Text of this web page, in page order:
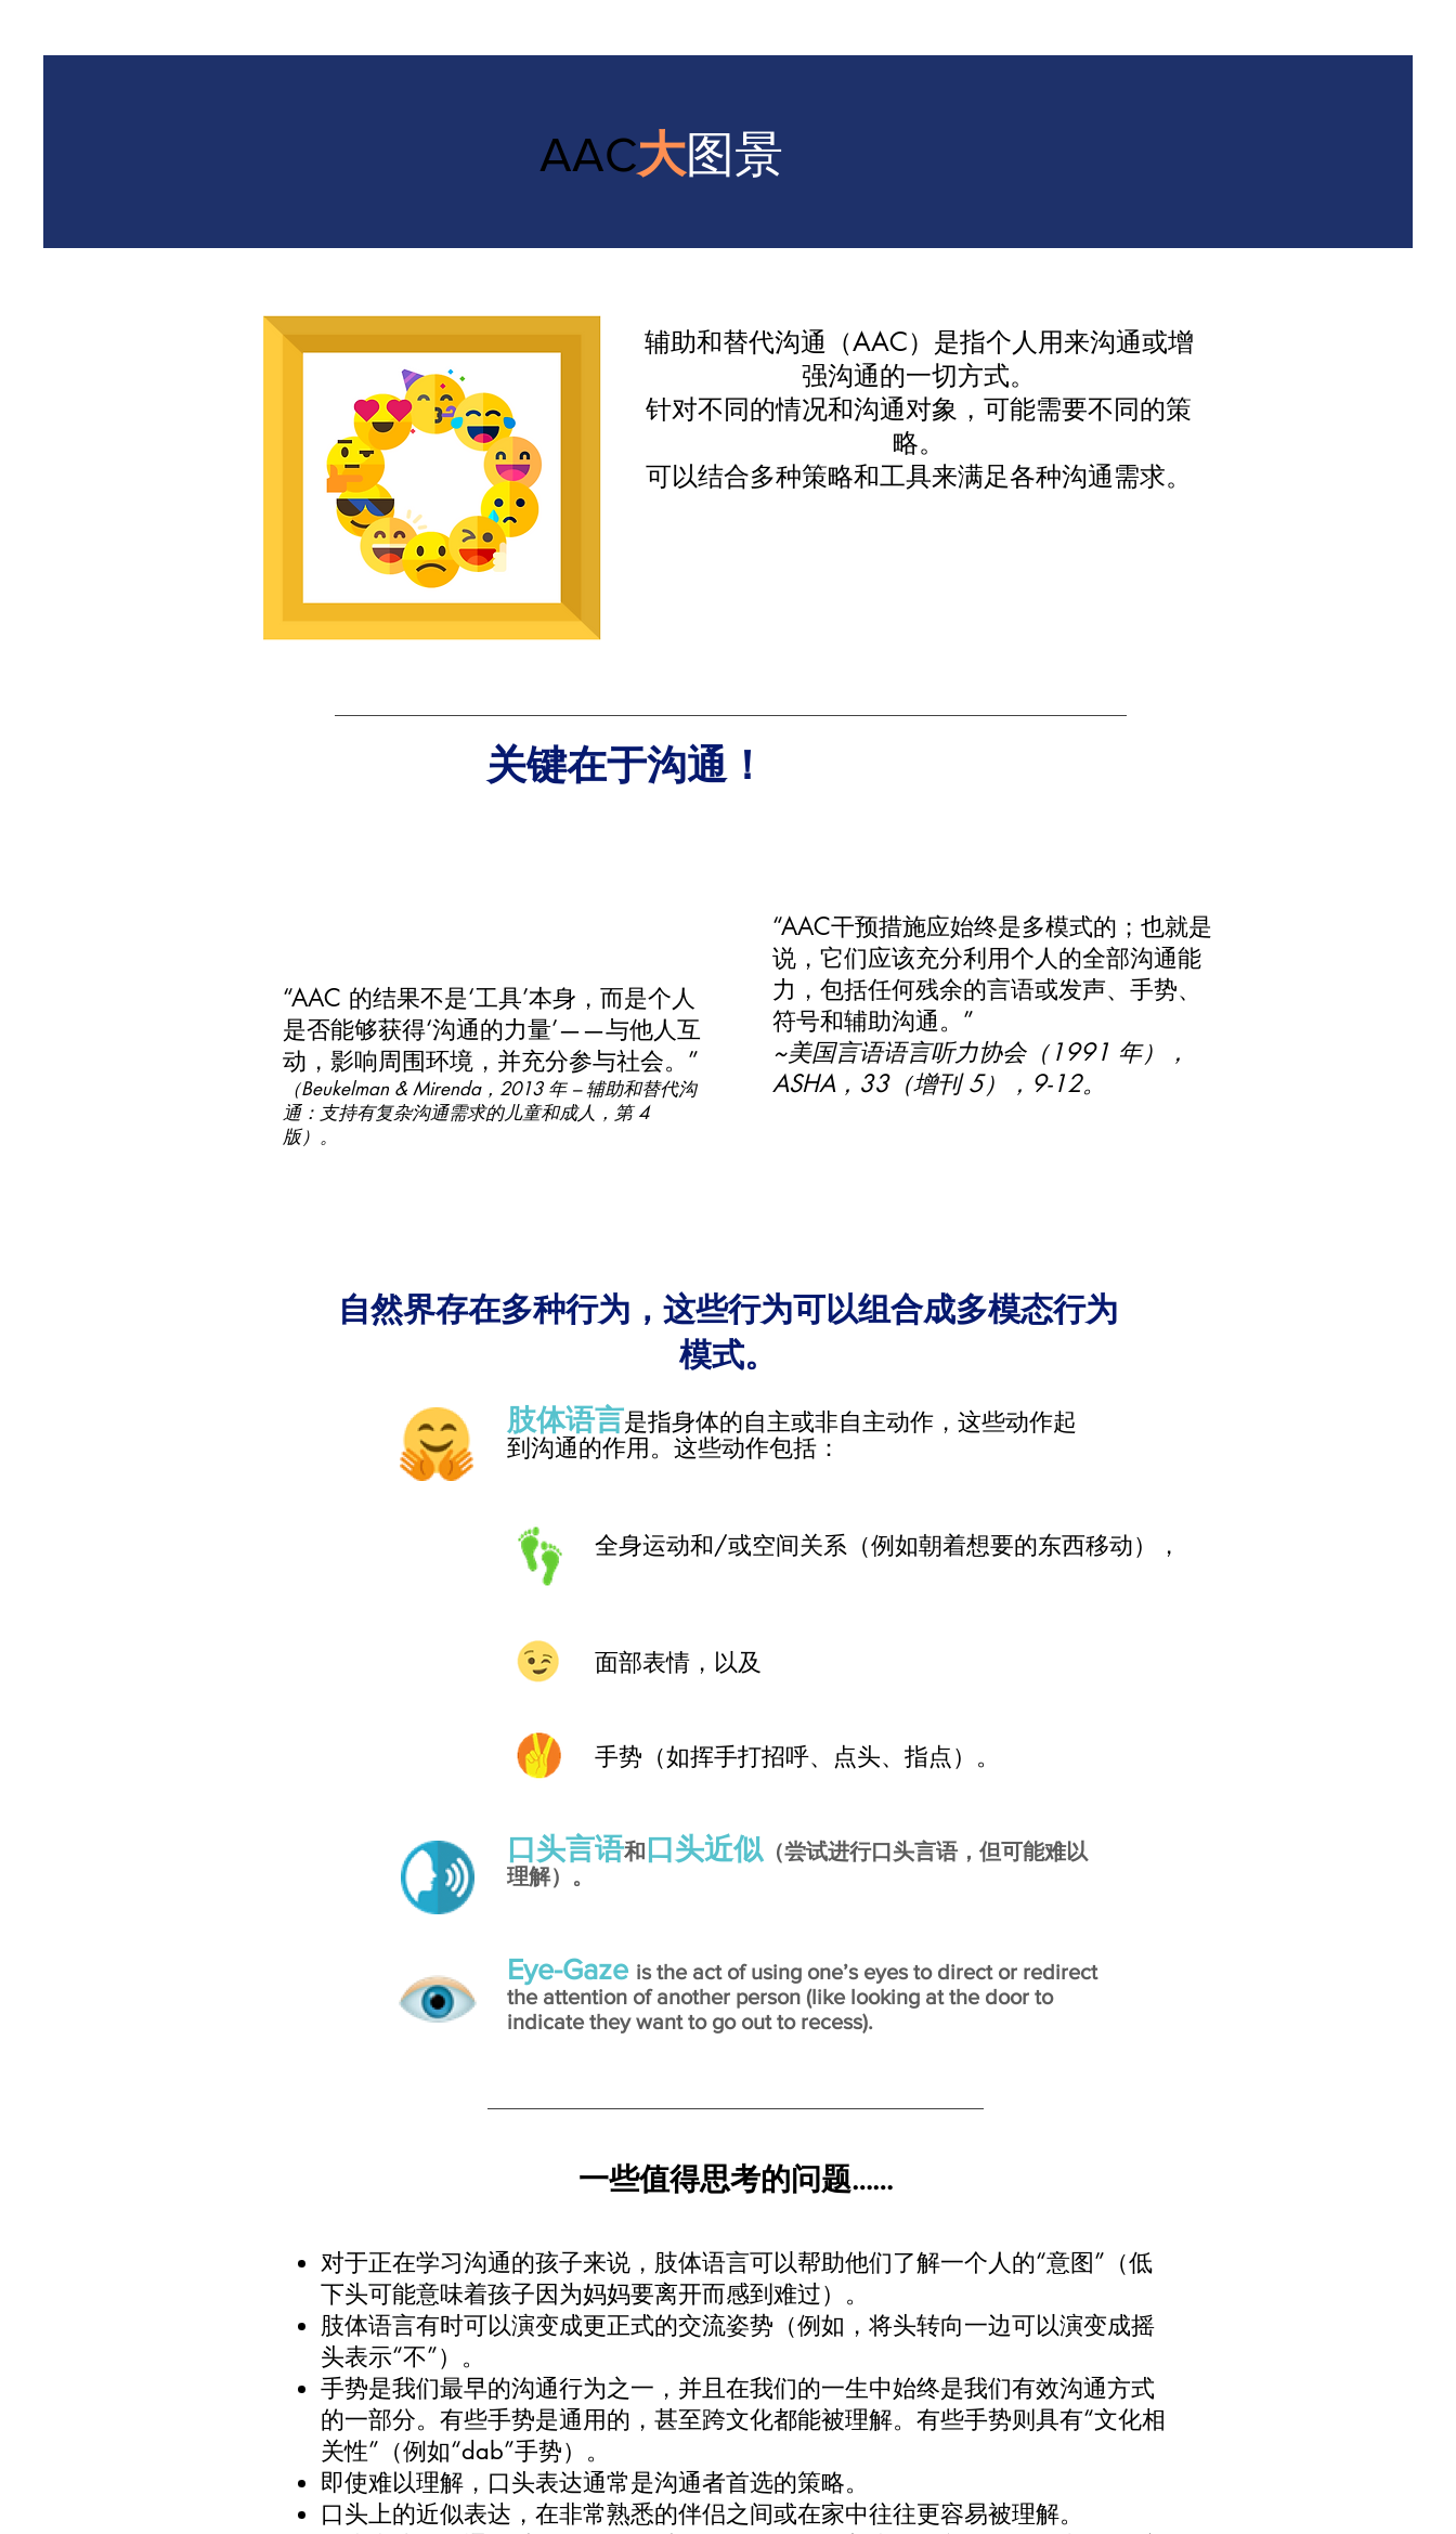
AAC大图景
辅助和替代沟通（AAC）是指个人用来沟通或增
强沟通的一切方式。
针对不同的情况和沟通对象，可能需要不同的策
略。
可以结合多种策略和工具来满足各种沟通需求。
关键在于沟通！
“AAC 的结果不是‘工具’本身，而是个人
是否能够获得‘沟通的力量’——与他人互
动，影响周围环境，并充分参与社会。”
（Beukelman & Mirenda，2013 年 – 辅助和替代沟
通：支持有复杂沟通需求的儿童和成人，第 4
版）。
“AAC干预措施应始终是多模式的；也就是
说，它们应该充分利用个人的全部沟通能
力，包括任何残余的言语或发声、手势、
符号和辅助沟通。”
~美国言语语言听力协会（1991 年），
ASHA，33（增刊 5），9-12。
自然界存在多种行为，这些行为可以组合成多模态行为
模式。
肢体语言是指身体的自主或非自主动作，这些动作起
到沟通的作用。这些动作包括：
全身运动和/或空间关系（例如朝着想要的东西移动），
面部表情，以及
手势（如挥手打招呼、点头、指点）。
口头言语和 口头近似 （尝试进行口头言语，但可能难以
理解）。
Eye-Gaze is the act of using one’s eyes to direct or redirect
the attention of another person (like looking at the door to
indicate they want to go out to recess).
一些值得思考的问题……
对于正在学习沟通的孩子来说，肢体语言可以帮助他们了解一个人的“意图”（低
下头可能意味着孩子因为妈妈要离开而感到难过）。
肢体语言有时可以演变成更正式的交流姿势（例如，将头转向一边可以演变成摇
头表示“不”）。
手势是我们最早的沟通行为之一，并且在我们的一生中始终是我们有效沟通方式
的一部分。有些手势是通用的，甚至跨文化都能被理解。有些手势则具有“文化相
关性”（例如“dab”手势）。
即使难以理解，口头表达通常是沟通者首选的策略。
口头上的近似表达，在非常熟悉的伴侣之间或在家中往往更容易被理解。